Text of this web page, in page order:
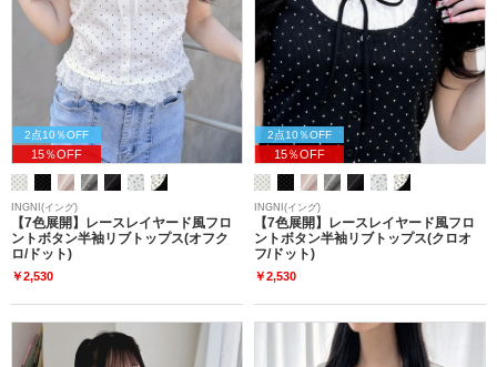
2点10％OFF
15％OFF
INGNI(イング)
【7色展開】レースレイヤード風フロ
ントボタン半袖リブトップス(オフク
ロ/ドット)
￥2,530
2点10％OFF
15％OFF
INGNI(イング)
【7色展開】レースレイヤード風フロ
ントボタン半袖リブトップス(クロオ
フ/ドット)
￥2,530